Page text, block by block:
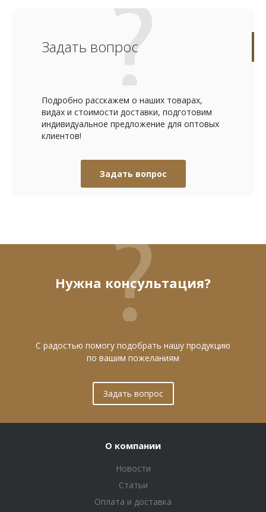
Задать вопрос
Подробно расскажем о наших товарах,
видах и стоимости доставки, подготовим
индивидуальное предложение для оптовых
клиентов!
Задать вопрос
Нужна консультация?
С радостью помогу подобрать нашу продукцию
по вашим пожеланиям
Задать вопрос
О компании
Новости
Статьи
Оплата и доставка